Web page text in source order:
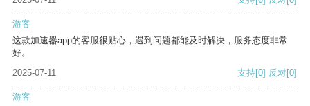
游客
这款加速器app的客服很贴心，遇到问题都能及时解决，服务态度非常
好。
2025-07-11
支持[0] 反对[0]
游客